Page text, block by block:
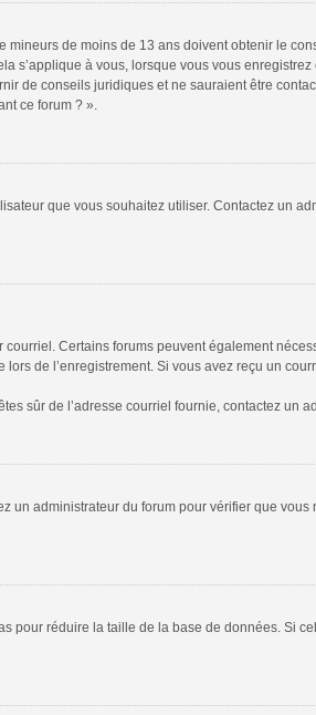
de moins de 13 ans doivent obtenir le
s’applique à vous, lorsque vous vous enregistrez
de conseils juridiques et ne sauraient être
ce forum ? ».
que vous souhaitez utiliser. Contactez un
Certains forums peuvent également
de l’enregistrement. Si vous avez reçu un
sûr de l’adresse courriel fournie, contactez un
un administrateur du forum pour vérifier que vous
pour réduire la taille de la base de données. Si